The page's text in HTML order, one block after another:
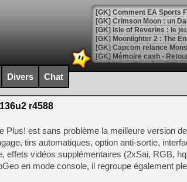
[GK] Comment EA Sports
[GK] Crimson Moon : un
[GK] Isle of Reveries : le
[GK] Moonlighter 2 : The
[GK] Capcom relance
[Mo5] Deux inédits du
[GK] Le beat'em up The
[GK] Endless Legend 2 :
[LS] [PS5] Le WebKit
Divers Chat
r4588
est sans problème la meilleure version
tirs automatiques, option anti-sortie,
effets vidéos supplémentaires (2xSai, RGB,
en mode console, il regroupe également